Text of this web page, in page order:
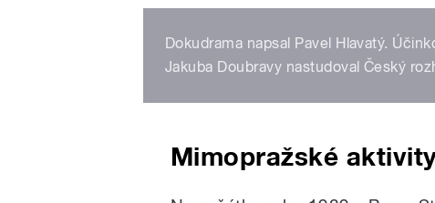
Dokudrama napsal Pavel Hlavatý.
Jakuba Doubravy nastudoval Český
Mimopražské